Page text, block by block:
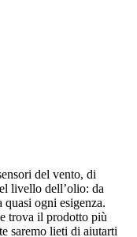
del vento, di
livello dell’olio: da
ogni esigenza.
trova il prodotto più
saremo lieti di aiutarti